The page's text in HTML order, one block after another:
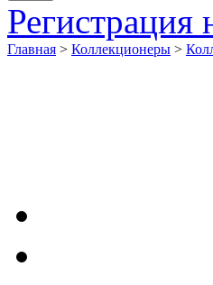
Регистрация
Главная > Коллекционеры >